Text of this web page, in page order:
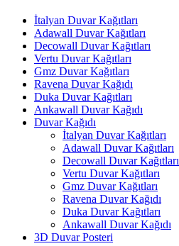
İtalyan Duvar Kağıtları
Adawall Duvar Kağıtları
Decowall Duvar Kağıtları
Vertu Duvar Kağıtları
Gmz Duvar Kağıtları
Ravena Duvar Kağıdı
Duka Duvar Kağıtları
Ankawall Duvar Kağıdı
Duvar Kağıdı
İtalyan Duvar Kağıtları
Adawall Duvar Kağıtları
Decowall Duvar Kağıtları
Vertu Duvar Kağıtları
Gmz Duvar Kağıtları
Ravena Duvar Kağıdı
Duka Duvar Kağıtları
Ankawall Duvar Kağıdı
3D Duvar Posteri